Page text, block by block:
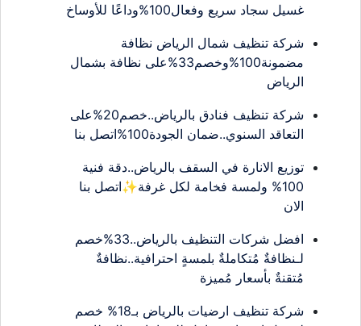
غسيل سجاد سريع وفعال100%وداعًا للأوساخ
شركة تنظيف شمال الرياض نظافة
مضمونة100%وخصم33%على نظافة بشمال
الرياض
شركة تنظيف فنادق بالرياض..خصم20%على
التعاقد السنوي..ضمان الجودة100%اتصل بنا
توزيع الانارة في السقف بالرياض..دقة فنية
100% ولمسة فخامة لكل غرفة✨اتصل بنا
الان
افضل شركات التنظيف بالرياض..33%خصم
لـنظافةٌ مُتكاملةٌ بلمسةٍ احترافية..نظافةٌ
مُتقنةٌ بأسعار مُميزة
شركة تنظيف ارضيات بالرياض بـ18% خصم